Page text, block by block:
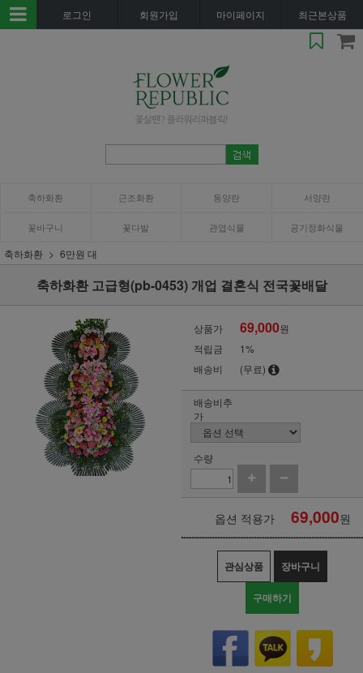
로그인 회원가입 마이페이지 최근본상품
축하화환 근조화환 동양란 서양란
꽃바구니 꽃다발 관엽식물 공기정화식물
축하화환 6만원 대
축하화환 고급형(pb-0453) 개업 결혼식 전국꽃배달
상품가 69,000원
적립금
1%
배송비
(무료)
배송비추
가
수량
옵션 적용가 69,000원
관심상품 장바구니
구매하기